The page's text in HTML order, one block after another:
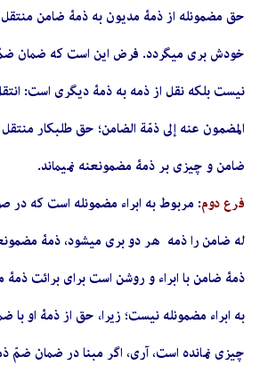
حق مضمون­له از ذمۀ مدیون به ذمۀ ضامن
خودش بری می­گردد. فرض این است که ضمان
نیست بلکه نقل از ذمه به ذمۀ دیگری است:
المضمون عنه إلى‌ ذمّة الضامن؛ حق طلبکار
ضامن و چیزی بر ذمۀ مضمون­عنه نمی­ماند.
فرع دوم: مربوط به ابراء مضمون­له است که در
له ضامن را ذمه هر دو بری می­شود، ذمۀ
ذمۀ ضامن با ابراء و روشن است برای برائت ذمۀ
به ابراء مضمون­له نیست؛ زیرا، حق از ذمۀ او
چیزی نمانده است، آری، اگر مبنا در ضمان ضمّ